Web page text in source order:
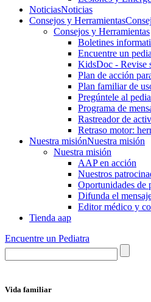
NoticiasNoticias
Consejos y Herramientas
Consejos y Herramientas
Boletines
Encuentre un
KidsDoc - Revise
Plan de acción
Plan familiar de
Pregúntele al
Programa de
Rastre​​ador de
Retraso motor:
Nuestra misiónNuestra misión
Nuestra misión
AAP en acción
Nuestros
Oportunidades de
Difunda el
Editor médico y
Tienda aap
Encuentre un Pediatra
Vida familiar